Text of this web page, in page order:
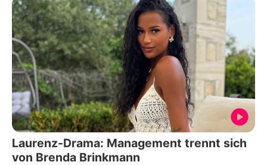
Laurenz-Drama: Management trennt sich
von Brenda Brinkmann